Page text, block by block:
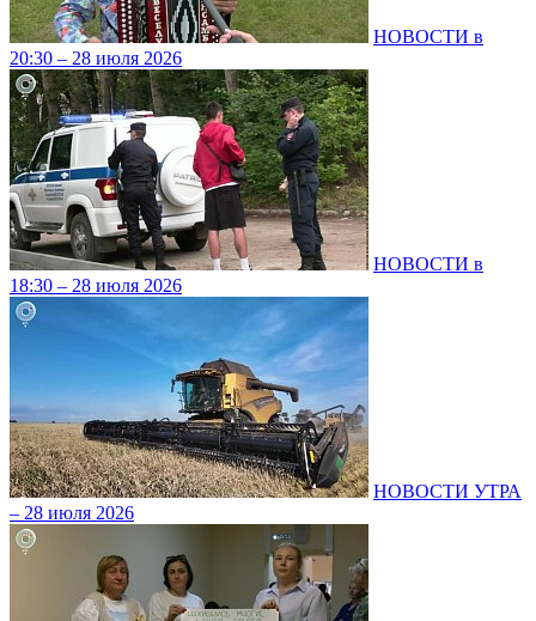
НОВОСТИ в
20:30 – 28 июля 2026
НОВОСТИ в
18:30 – 28 июля 2026
НОВОСТИ УТРА
– 28 июля 2026